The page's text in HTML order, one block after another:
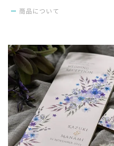
商品について